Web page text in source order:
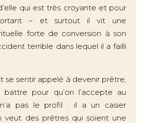
qui est très croyante et pour
– et surtout il vit une
forte de conversion à son
terrible dans lequel il a failli
se sentir appelé à devenir prêtre,
pour qu’on l’accepte au
pas le profil : il a un casier
veut des prêtres qui soient une